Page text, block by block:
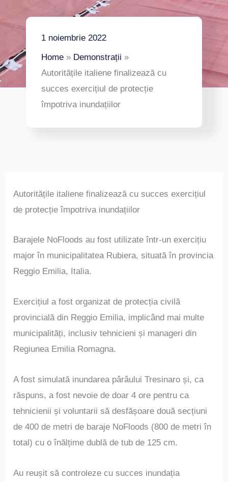
1 noiembrie 2022
Home
Demonstrații
Autoritățile italiene finalizează cu
succes exercițiul de protecție
împotriva inundațiilor
Autoritățile italiene finalizează cu succes exercițiul
de protecție împotriva inundațiilor
Barajele NoFloods au fost utilizate într-un exercițiu
major în municipalitatea Rubiera, situată în provincia
Reggio Emilia, Italia.
Exercițiul a fost organizat de protecția civilă
provincială din Reggio Emilia, implicând mai multe
municipalități, inclusiv tehnicieni și manageri din
Regiunea Emilia Romagna.
A fost simulată inundarea pârâului Tresinaro și, ca
răspuns, a fost nevoie de doar 4 ore pentru ca
tehnicienii și voluntarii să desfășoare două secțiuni
de 400 de metri de baraje NoFloods (800 de metri în
total) cu o înălțime dublă de tub de 125 cm.
Au reușit să controleze cu succes inundația